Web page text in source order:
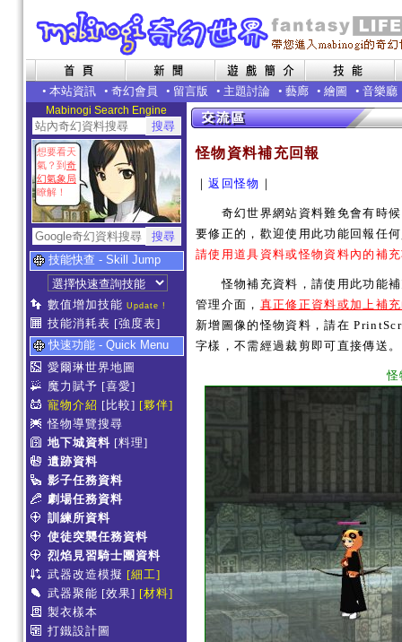
• 本站資訊 • 奇幻會員 • 留言版 • 主題討論 • 藝廊 • 繪圖 • 音樂廳
Mabinogi Search Engine
想要看天
氣？到 奇
幻氣象局
瞭解！
技能快查 - Skill Jump
數值增加技能 Update !
技能消耗表 [強度表]
快速功能 - Quick Menu
愛爾琳世界地圖
魔力賦予 [喜愛]
寵物介紹 [比較] [夥伴]
怪物導覽搜尋
地下城資料 [料理]
遺跡資料
影子任務資料
劇場任務資料
訓練所資料
使徒突襲任務資料
烈焰見習騎士團資料
武器改造模擬 [細工]
武器聚能 [效果] [材料]
製衣樣本
打鐵設計圖
怪物資料補充回報
｜返回怪物 ｜
奇幻世界網站資料難免會有時候
要修正的，歡迎使用此功能回報任
請使用道具資料或怪物資料內的補
怪物補充資料，請使用此功能補
管理介面， 真正修正資料或加上補
新增圖像的怪物資料，請在
字樣，不需經過裁剪即可直接傳送。
怪